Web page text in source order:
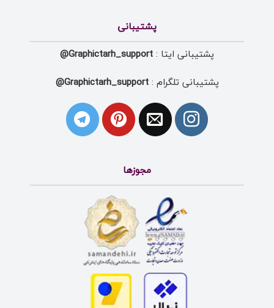
پشتیبانی
پشتیبانی ایتا : Graphictarh_support@
پشتیبانی تلگرام :Graphictarh_support@
مجوزها